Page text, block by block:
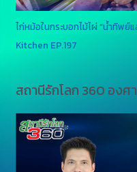
ไก่หม้อในกระบอกไม้ไผ่ “น้ำทิพ
Kitchen EP.197
สถานีรักโลก 360 องศา